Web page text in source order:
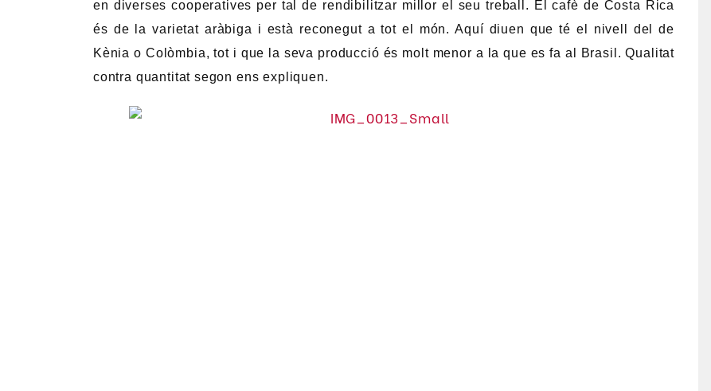
en diverses cooperatives per tal de rendibilitzar millor el seu treball. El cafè de Costa Rica
és de la varietat aràbiga i està reconegut a tot el món. Aquí diuen que té el nivell del de
Kènia o Colòmbia, tot i que la seva producció és molt menor a la que es fa al Brasil. Qualitat
contra quantitat segon ens expliquen.